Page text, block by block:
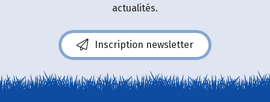
actualités.
Inscription newsletter